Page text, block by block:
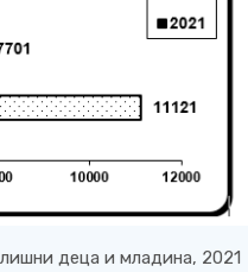
деца и младина, 2021